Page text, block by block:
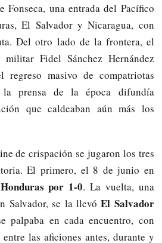
una entrada del Pacífico
El Salvador y Nicaragua, con
Del otro lado de la frontera, el
Fidel Sánchez Hernández
regreso masivo de compatriotas
la prensa de la época difundía
que caldeaban aún más los
de crispación se jugaron los tres
El primero, el 8 de junio en
Honduras por 1-0. La vuelta, una
Salvador, se la llevóEl Salvador
palpaba en cada encuentro, con
las aficiones antes, durante y